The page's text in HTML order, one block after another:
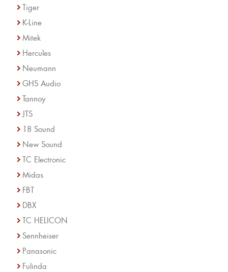
Tiger
K-Line
Mitek
Hercules
Neumann
GHS Audio
Tannoy
JTS
18 Sound
New Sound
TC Electronic
Midas
FBT
DBX
TC HELICON
Sennheiser
Panasonic
Fulinda